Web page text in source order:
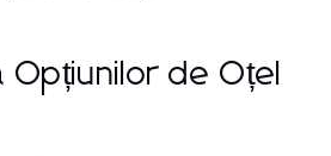
Opțiunilor de Oțel